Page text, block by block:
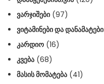
ᲕᲐᲠᲯᲘᲨᲔᲑᲘ (97)
ᲕᲘᲢᲐᲛᲘᲜᲔᲑᲘ ᲓᲐ ᲓᲐᲜᲐᲛᲐᲢᲔᲑᲘ
ᲙᲐᲠᲓᲘᲝ (16)
ᲙᲕᲔᲑᲐ (68)
ᲛᲐᲡᲘᲡ ᲛᲝᲛᲐᲢᲔᲑᲐ (41)